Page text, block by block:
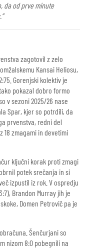
da od prve minute
zagotovil z zelo
Kansai Heliosu,
Gorenjski kolektiv je
pokazal dobro formo
v sezoni 2025/26 nase
Spar, kjer so potrdili, da
prvenstva, redni del
18 zmagami in devetimi
ključni korak proti zmagi
potek srečanja in si
izpustil iz rok. V ospredju
Brandon Murray jih je
Domen Petrovič pa je
Šenčurjani so
nizom 8:0 pobegnili na